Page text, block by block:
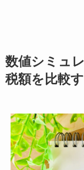
数値シミュ
税額を比較